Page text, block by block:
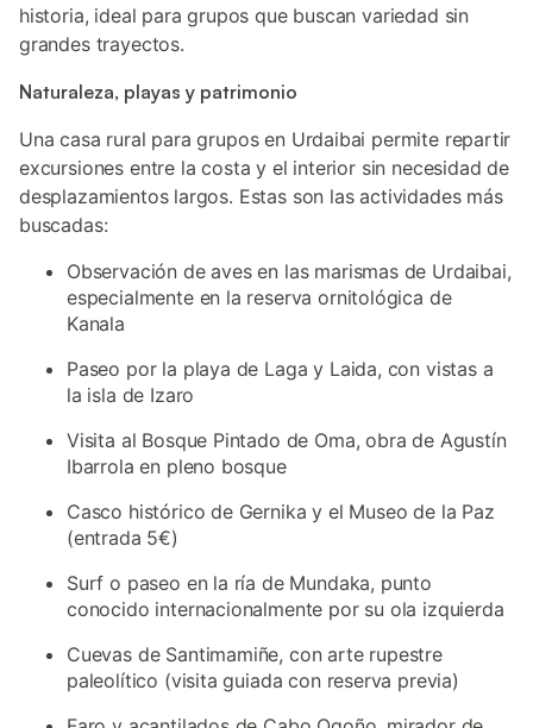
historia, ideal para grupos que buscan variedad sin
grandes trayectos.
Naturaleza, playas y patrimonio
Una casa rural para grupos en Urdaibai permite repartir
excursiones entre la costa y el interior sin necesidad de
desplazamientos largos. Estas son las actividades más
buscadas:
Observación de aves en las marismas de Urdaibai,
especialmente en la reserva ornitológica de
Kanala
Paseo por la playa de Laga y Laida, con vistas a
la isla de Izaro
Visita al Bosque Pintado de Oma, obra de Agustín
Ibarrola en pleno bosque
Casco histórico de Gernika y el Museo de la Paz
(entrada 5€)
Surf o paseo en la ría de Mundaka, punto
conocido internacionalmente por su ola izquierda
Cuevas de Santimamiñe, con arte rupestre
paleolítico (visita guiada con reserva previa)